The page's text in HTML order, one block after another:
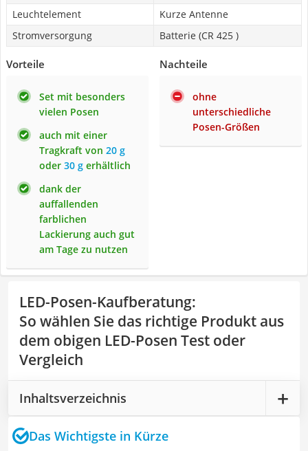
Leuchtelement
Kurze Antenne
Stromversorgung
Batterie (CR 425 )
Vorteile
Set mit besonders
vielen Posen
auch mit einer
Tragkraft von 20 g
oder 30 g erhältlich
dank der
auffallenden
farblichen
Lackierung auch gut
am Tage zu nutzen
Nachteile
ohne
unterschiedliche
Posen-Größen
LED-Posen-Kaufberatung:
So wählen Sie das richtige Produkt aus
dem obigen LED-Posen Test oder
Vergleich
Inhaltsverzeichnis
Das Wichtigste in Kürze